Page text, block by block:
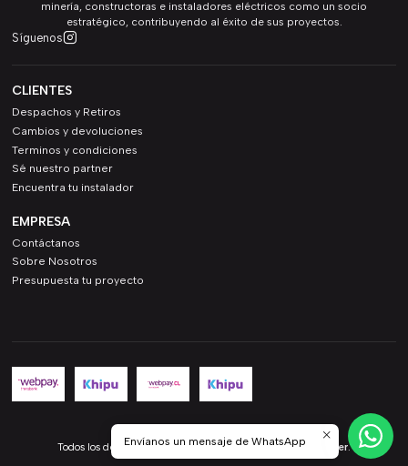
minería, constructoras e instaladores eléctricos como un socio
estratégico, contribuyendo al éxito de sus proyectos.
Síguenos
CLIENTES
Despachos y Retiros
Cambios y devoluciones
Terminos y condiciones
Sé nuestro partner
Encuentra tu instalador
EMPRESA
Contáctanos
Sobre Nosotros
Presupuesta tu proyecto
Todos los derechos reservados. Desarrollado por Jumpseller.
Envíanos un mensaje de WhatsApp